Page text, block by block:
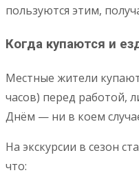
пользуются этим,
Когда купаются и
Местные жители
часов) перед работой,
Днём — ни в коем
На экскурсии в сезон
что: